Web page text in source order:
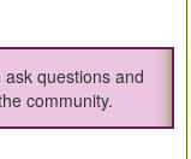
questions and
community.